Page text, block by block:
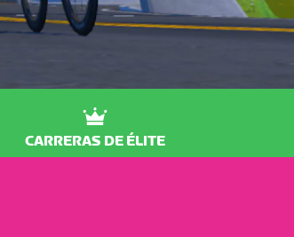
CARRERAS DE ÉLITE